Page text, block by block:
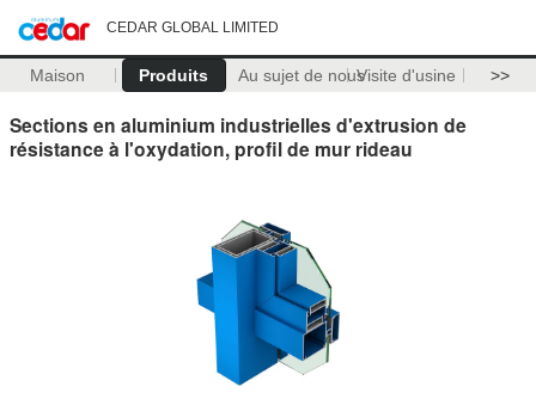
CEDAR GLOBAL LIMITED
Maison Produits Au sujet de nousVisite d'usine >>
Sections en aluminium industrielles d'extrusion de
résistance à l'oxydation, profil de mur rideau